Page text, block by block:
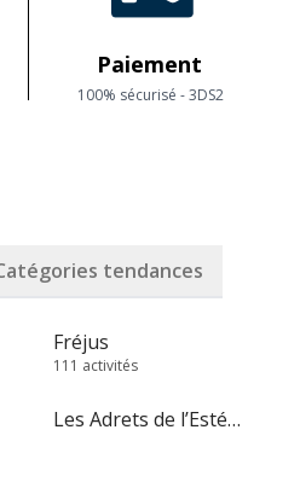
Paiement
100% sécurisé - 3DS2
tendances
Fréjus
111 activités
Les Adrets de l’Estérel